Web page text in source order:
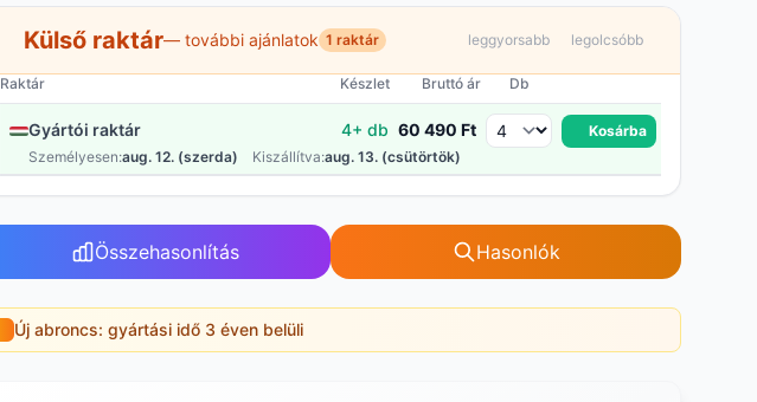
Külső raktár— további ajánlatok 1 raktár leggyorsabb legolcsóbb
Raktár Készlet Bruttó ár Db
Gyártói raktár 4+ db 60 490 Ft
Kosárba
Személyesen:aug. 12. (szerda) Kiszállítva:aug. 13. (csütörtök)
Összehasonlítás Hasonlók
Új abroncs: gyártási idő 3 éven belüli